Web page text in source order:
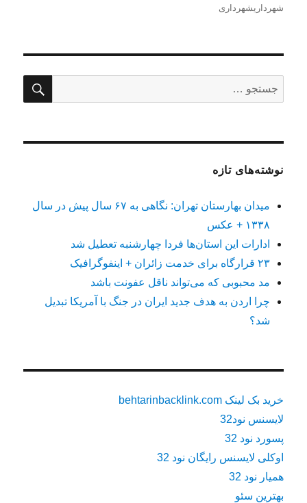
در
شهرداریشهرداری
برای:
نوشته‌های تازه
میدان بهارستان تهران: نگاهی به ۶۷ سال پیش در سال
۱۳۳۸ + عکس
ادارات این استان‌ها فردا چهارشنبه تعطیل شد
۲۳ قرارگاه برای خدمت زائران + اینفوگرافیک
مد محبوبی که می‌تواند ناقل عفونت باشد
چرا اردن به هدف جدید ایران در جنگ با آمریکا تبدیل
شد؟
خرید بک لینک behtarinbacklink.com
لایسنس نود32
پسورد نود 32
اوکلی لایسنس رایگان نود 32
همیار نود 32
بهترین سئو